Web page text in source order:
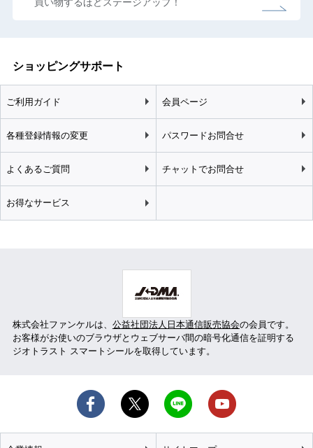
ショッピングサポート
ご利用ガイド 会員ページ
各種登録情報の変更 パスワードお問合せ
よくあるご質問 チャットでお問合せ
お得なサービス
株式会社ファンケルは、 公益社団法人日本通信販売協会の会員です。
お客様がお使いのブラウザとウェブサーバ間の暗号化通信を証明する
ジオトラスト スマートシールを取得しています。